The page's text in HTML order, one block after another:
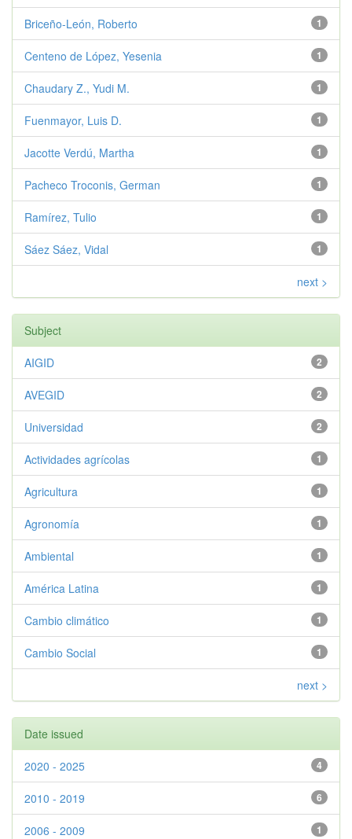
1
Briceño-León, Roberto
1
Centeno de López, Yesenia
1
Chaudary Z., Yudi M.
1
Fuenmayor, Luis D.
1
Jacotte Verdú, Martha
1
Pacheco Troconis, German
1
Ramírez, Tulio
1
Sáez Sáez, Vidal
next >
Subject
2
AIGID
2
AVEGID
2
Universidad
1
Actividades agrícolas
1
Agricultura
1
Agronomía
1
Ambiental
1
América Latina
1
Cambio climático
1
Cambio Social
next >
Date issued
4
2020 - 2025
6
2010 - 2019
1
2006 - 2009